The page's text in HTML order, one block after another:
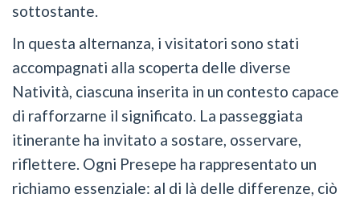
sottostante.
In questa alternanza, i visitatori sono stati
accompagnati alla scoperta delle diverse
Natività, ciascuna inserita in un contesto capace
di rafforzarne il significato. La passeggiata
itinerante ha invitato a sostare, osservare,
riflettere. Ogni Presepe ha rappresentato un
richiamo essenziale: al di là delle differenze, ciò